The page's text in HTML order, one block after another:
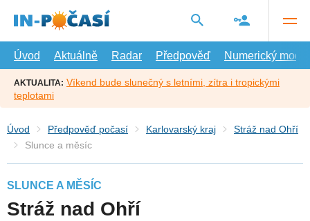
hlavní
Úvod
Aktuálně Radar Předpověď Numerický model
AKTUALITA: Víkend bude slunečný s letními, zítra i tropickými
teplotami
Úvod Předpověď počasí Karlovarský kraj
Stráž nad Ohří
Slunce a měsíc
SLUNCE A MĚSÍC
Stráž nad Ohří